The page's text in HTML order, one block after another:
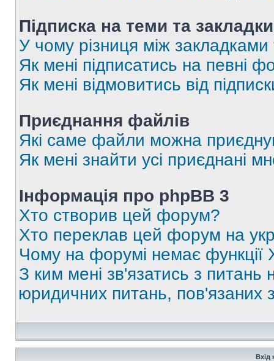
Підписка на теми та закладки
У чому різниця між закладками
Як мені підписатись на певні
Як мені відмовитись від
Приєднання файлів
Які саме файли можна
Як мені знайти усі приєднані
Інформація про phpBB 3
Хто створив цей форум?
Хто переклав цей форум на
Чому на форумі немає функції
З ким мені зв'язатись з питань
юридичних питань,
Вхід